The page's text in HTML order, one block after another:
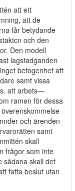
att ett
att de
får betydande
och den
Den modell
lagstadganden
befogenhet att
samt vissa
att arbets—
ramen för dessa
och ärenden
samt
skall
frågor som inte
sådana skall det
fatta beslut utan